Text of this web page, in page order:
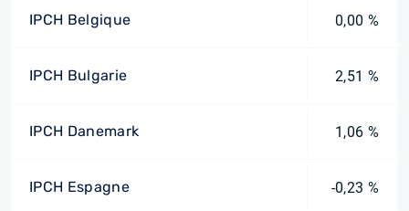
IPCH Belgique 0,00 %
IPCH Bulgarie 2,51 %
IPCH Danemark 1,06 %
IPCH Espagne -0,23 %